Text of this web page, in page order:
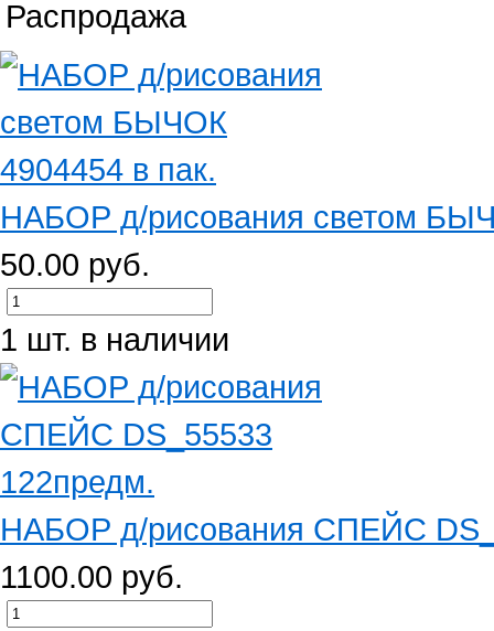
НАБОР д/рисования светом
50.00 руб.
1 шт. в наличии
НАБОР д/рисования СПЕЙС
1100.00 руб.